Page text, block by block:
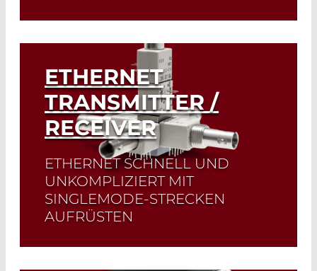
Read More
ETHERNET
TRANSMITTER /
RECEIVER
ETHERNET SCHNELL UND
UNKOMPLIZIERT MIT
SINGLEMODE-STRECKEN
AUFRÜSTEN
Schnellauswahl!Finden Sie die